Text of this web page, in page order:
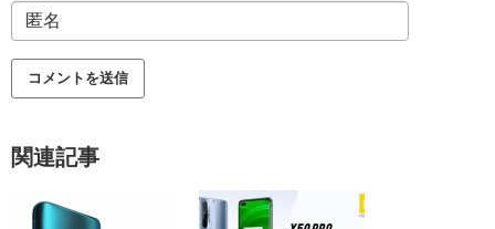
関連記事